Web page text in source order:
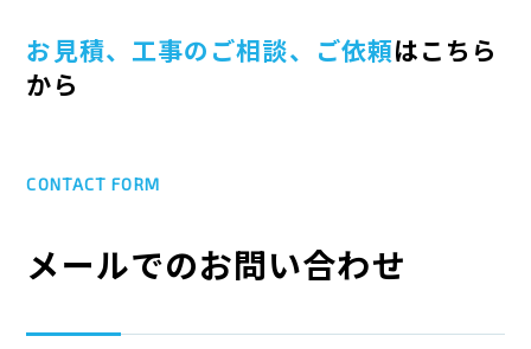
お見積、工事のご相談、ご依頼はこちら
から
CONTACT FORM
メールでのお問い合わせ